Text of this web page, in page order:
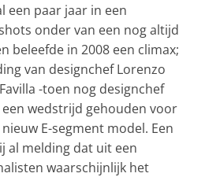
een paar jaar in een
onder van een nog altijd
beleefde in 2008 een climax;
van designchef Lorenzo
-toen nog designchef
een wedstrijd gehouden voor
E-segment model. Een
al melding dat uit een
waarschijnlijk het